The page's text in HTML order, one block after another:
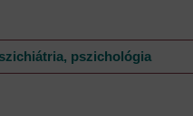
pszichológia